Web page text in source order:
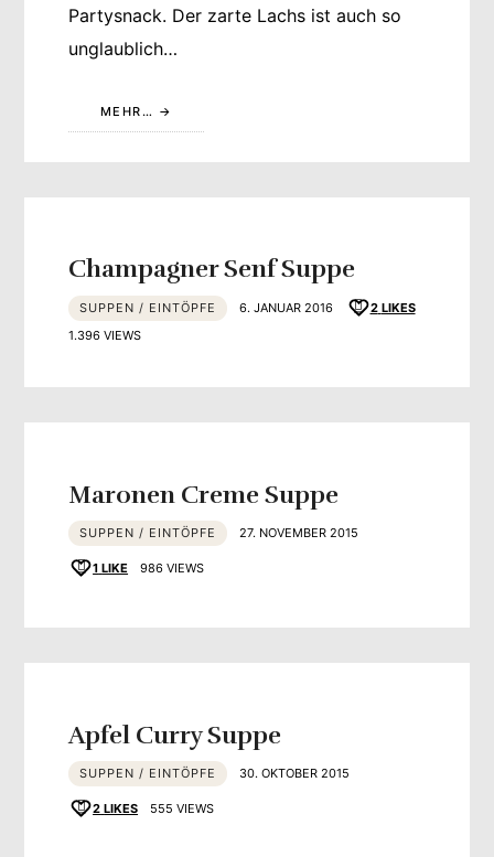
Partysnack. Der zarte Lachs ist auch so
unglaublich…
MEHR…
Champagner Senf Suppe
SUPPEN / EINTÖPFE 6. JANUAR 2016 2 LIKES
1.396 VIEWS
Maronen Creme Suppe
SUPPEN / EINTÖPFE 27. NOVEMBER 2015
1 LIKE 986 VIEWS
Apfel Curry Suppe
SUPPEN / EINTÖPFE 30. OKTOBER 2015
2 LIKES 555 VIEWS